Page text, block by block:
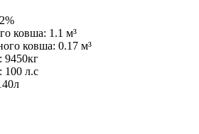
ковша: 1.1 м³
ковша: 0.17 м³
9450кг
100 л.с